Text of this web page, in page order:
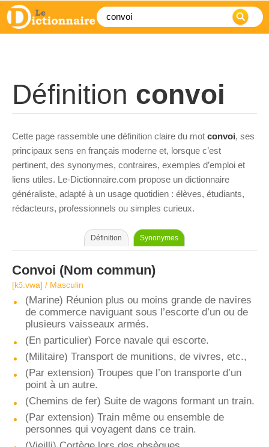
Définition convoi
Cette page rassemble une définition claire du mot convoi, ses
principaux sens en français moderne et, lorsque c’est
pertinent, des synonymes, contraires, exemples d’emploi et
liens utiles. Le-Dictionnaire.com propose un dictionnaire
généraliste, adapté à un usage quotidien : élèves, étudiants,
rédacteurs, professionnels ou simples curieux.
Définition Synonymes
Convoi (Nom commun)
[kɔ̃.vwa] / Masculin
(Marine) Réunion plus ou moins grande de navires
de commerce naviguant sous l’escorte d’un ou de
plusieurs vaisseaux armés.
(En particulier) Force navale qui escorte.
(Militaire) Transport de munitions, de vivres, etc.,
(Par extension) Troupes que l’on transporte d’un
point à un autre.
(Chemins de fer) Suite de wagons formant un train.
(Par extension) Train même ou ensemble de
personnes qui voyagent dans ce train.